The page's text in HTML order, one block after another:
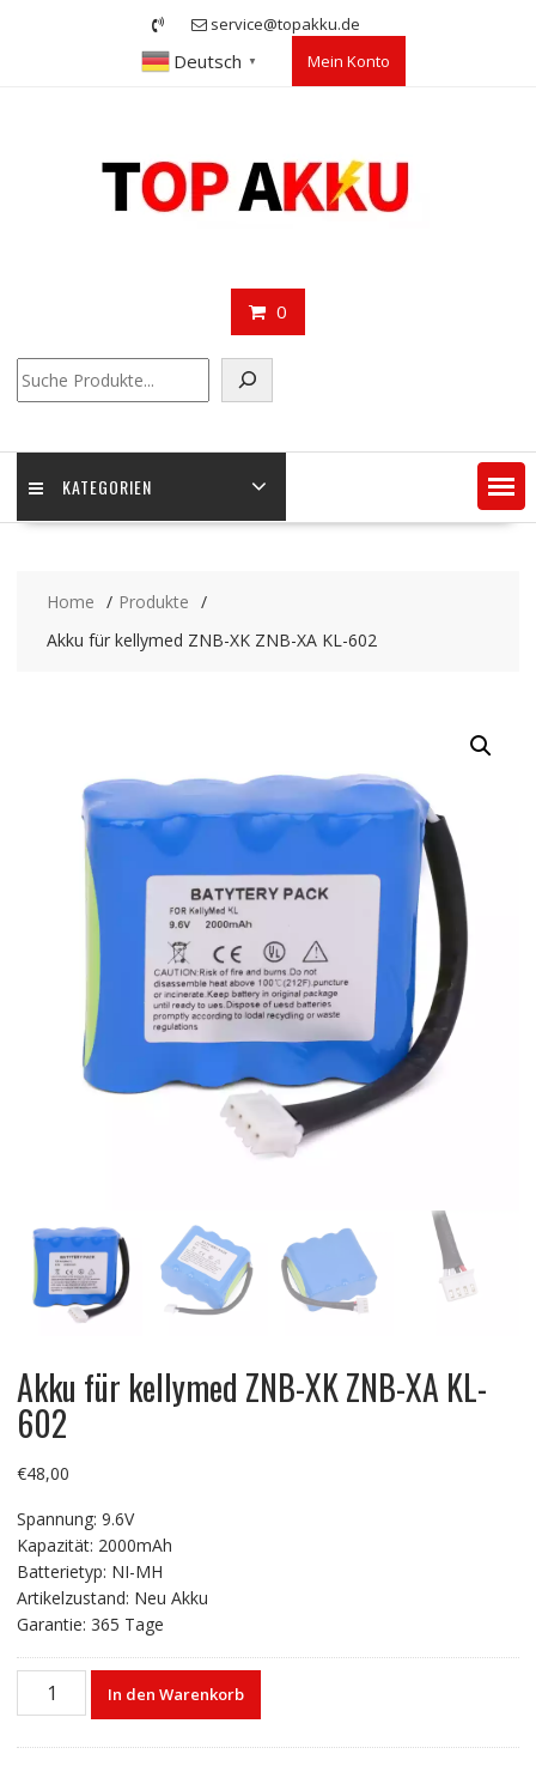
service@topakku.de
Deutsch ▼ Mein Konto
0
KATEGORIEN
Home
Produkte
Akku für kellymed ZNB-XK ZNB-XA KL-602
Akku für kellymed ZNB-XK ZNB-XA KL-
602
€48,00
Spannung: 9.6V
Kapazität: 2000mAh
Batterietyp: NI-MH
Artikelzustand: Neu Akku
Garantie: 365 Tage
Akku
In den Warenkorb